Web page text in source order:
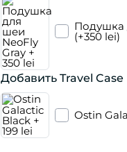
Подушка
(+350 lei)
Добавить Travel Case
Ostin